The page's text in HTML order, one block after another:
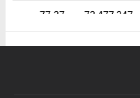
72,477,347
77.37
68,562,139
72.19